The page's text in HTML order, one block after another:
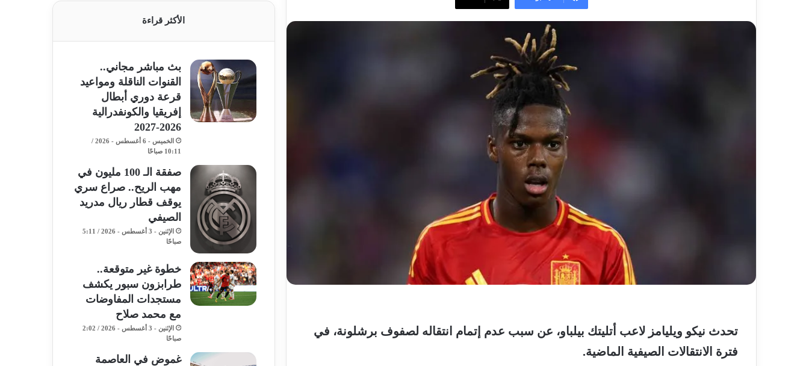
تحدث نيكو ويليامز لاعب أتليتك بيلباو، عن سبب عدم إتمام انتقاله لصفوف برشلونة، في
فترة الانتقالات الصيفية الماضية.
الأكثر قراءة
بث مباشر مجاني..
القنوات الناقلة ومواعيد
قرعة دوري أبطال
إفريقيا والكونفدرالية
2026-2027
الخميس - 6 أغسطس - 2026 /
10:11 صباحًا
صفقة الـ 100 مليون في
مهب الريح.. صراع سري
يوقف قطار ريال مدريد
الصيفي
الإثنين - 3 أغسطس - 2026 / 5:11
صباحًا
خطوة غير متوقعة..
طرابزون سبور يكشف
مستجدات المفاوضات
مع محمد صلاح
الإثنين - 3 أغسطس - 2026 / 2:02
صباحًا
غموض في العاصمة